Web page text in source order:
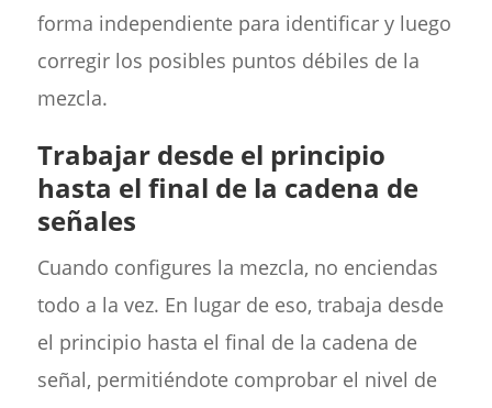
forma independiente para identificar y luego
corregir los posibles puntos débiles de la
mezcla.
Trabajar desde el principio
hasta el final de la cadena de
señales
Cuando configures la mezcla, no enciendas
todo a la vez. En lugar de eso, trabaja desde
el principio hasta el final de la cadena de
señal, permitiéndote comprobar el nivel de